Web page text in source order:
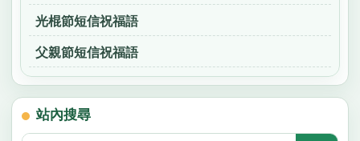
光棍節短信祝福語
父親節短信祝福語
站內搜尋